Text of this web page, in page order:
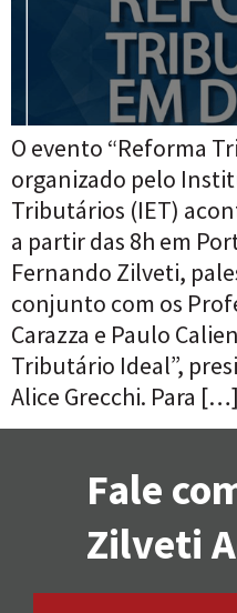
O evento “Reforma
organizado pelo
Tributários (IET)
a partir das 8h em
Fernando Zilveti,
conjunto com os
Carazza e Paulo
Tributário Ideal”,
Alice Grecchi. Para […]
Fale
Zilveti